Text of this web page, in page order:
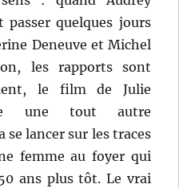
quelques jours
Deneuve et Michel
les rapports sont
le film de Julie
une tout autre
se lancer sur les traces
femme au foyer qui
ans plus tôt. Le vrai